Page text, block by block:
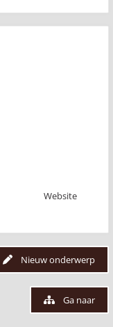
Website
Nieuw onderwerp
Ga naar